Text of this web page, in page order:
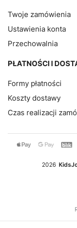
Twoje zamówienia
Ustawienia konta
Przechowalnia
PŁATNOŚCI I
Formy płatności
Koszty dostawy
Czas realizacji
2026